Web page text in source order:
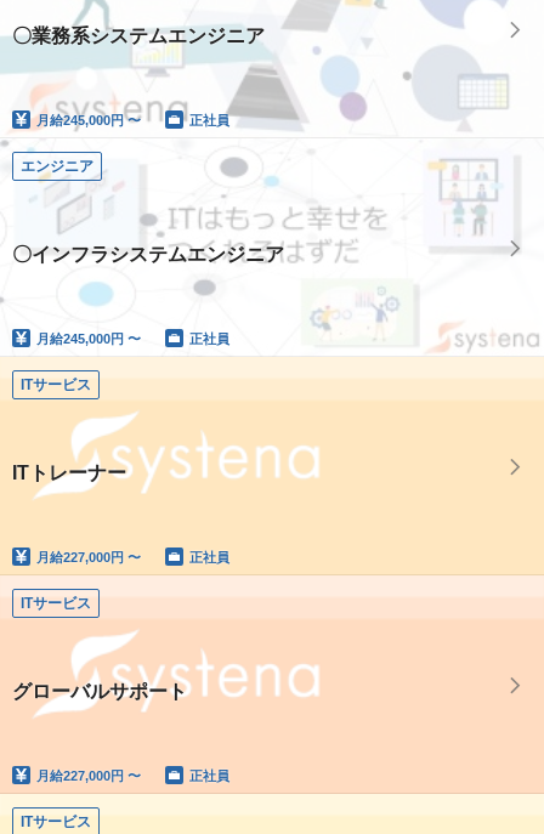
〇業務系システムエンジニア
月給245,000円 〜 正社員
エンジニア
〇インフラシステムエンジニア
月給245,000円 〜 正社員
ITサービス
ITトレーナー
月給227,000円 〜 正社員
ITサービス
グローバルサポート
月給227,000円 〜 正社員
ITサービス